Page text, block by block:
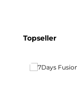
Produktgalerie
Topseller